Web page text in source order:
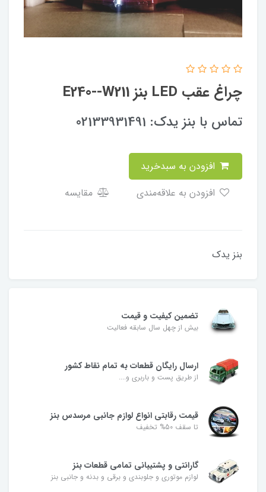
چراغ عقب LED بنز E240--W211
تماس با بنز یدک: 02133931491
مقایسه
بنز یدک
تضمین کیفیت و قیمت
بیش از چهل سال سابقه فعالیت
ارسال رایگان قطعات به تمام نقاط کشور
از طریق پست و باربری و....
قیمت رقابتی انواع لوازم جانبی مرسدس بنز
تا سقف 50% تخفیف
گارانتی و پشتیبانی تمامی قطعات بنز
لوازم موتوری و جلوبندی و برقی و بدنه و جانبی بنز